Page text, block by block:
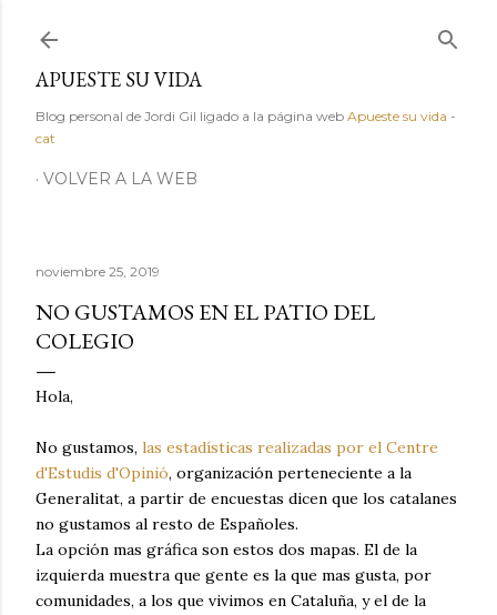
APUESTE SU VIDA
Blog personal de Jordi Gil ligado a la página web Apueste su vida -
cat
VOLVER A LA WEB
noviembre 25, 2019
NO GUSTAMOS EN EL PATIO DEL
COLEGIO
Hola,
No gustamos, las estadísticas realizadas por el Centre
d'Estudis d'Opinió, organización perteneciente a la
Generalitat, a partir de encuestas dicen que los catalanes
no gustamos al resto de Españoles.
La opción mas gráfica son estos dos mapas. El de la
izquierda muestra que gente es la que mas gusta, por
comunidades, a los que vivimos en Cataluña, y el de la